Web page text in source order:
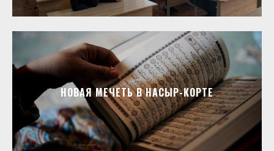
НОВАЯ МЕЧЕТЬ В НАСЫР-КОРТЕ